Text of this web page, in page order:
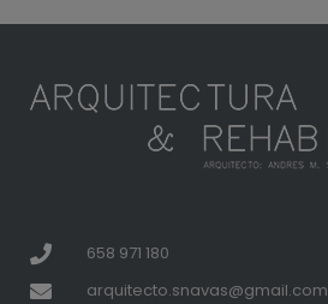
658 971 180
arquitecto.snavas@gmail.com